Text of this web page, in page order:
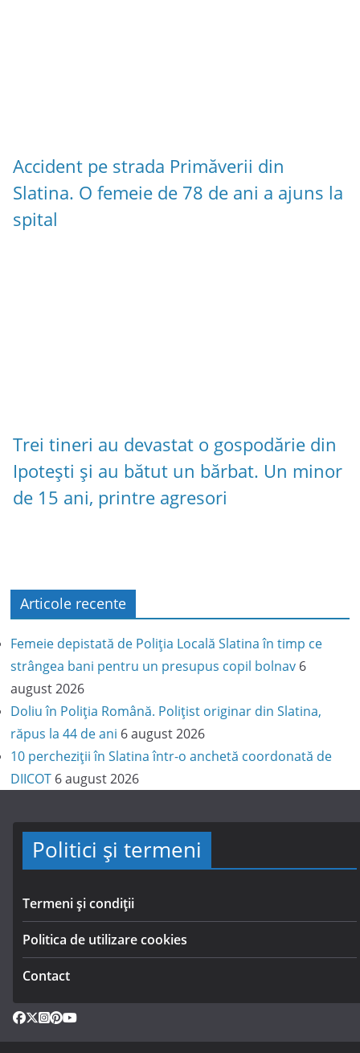
Accident pe strada Primăverii din
Slatina. O femeie de 78 de ani a ajuns la
spital
Trei tineri au devastat o gospodărie din
Ipotești și au bătut un bărbat. Un minor
de 15 ani, printre agresori
Articole recente
Femeie depistată de Poliția Locală Slatina în timp ce
strângea bani pentru un presupus copil bolnav 6
august 2026
Doliu în Poliția Română. Polițist originar din Slatina,
răpus la 44 de ani 6 august 2026
10 percheziții în Slatina într-o anchetă coordonată de
DIICOT 6 august 2026
Politici și termeni
Termeni și condiții
Politica de utilizare cookies
Contact